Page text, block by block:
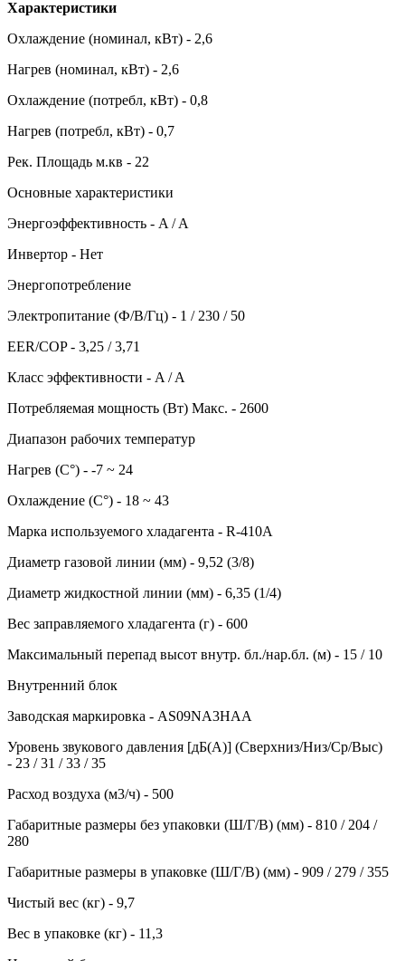
Характеристики
Охлаждение (номинал, кВт) - 2,6
Нагрев (номинал, кВт) - 2,6
Охлаждение (потребл, кВт) - 0,8
Нагрев (потребл, кВт) - 0,7
Рек. Площадь м.кв - 22
Основные характеристики
Энергоэффективность - A / A
Инвертор - Нет
Энергопотребление
Электропитание (Ф/В/Гц) - 1 / 230 / 50
EER/COP - 3,25 / 3,71
Класс эффективности - A / A
Потребляемая мощность (Вт) Макс. - 2600
Диапазон рабочих температур
Нагрев (С°) - -7 ~ 24
Охлаждение (С°) - 18 ~ 43
Марка используемого хладагента - R-410A
Диаметр газовой линии (мм) - 9,52 (3/8)
Диаметр жидкостной линии (мм) - 6,35 (1/4)
Вес заправляемого хладагента (г) - 600
Максимальный перепад высот внутр. бл./нар.бл. (м) - 15 / 10
Внутренний блок
Заводская маркировка - AS09NA3HAA
Уровень звукового давления [дБ(А)] (Сверхниз/Низ/Ср/Выс)
- 23 / 31 / 33 / 35
Расход воздуха (м3/ч) - 500
Габаритные размеры без упаковки (Ш/Г/В) (мм) - 810 / 204 /
280
Габаритные размеры в упаковке (Ш/Г/В) (мм) - 909 / 279 / 355
Чистый вес (кг) - 9,7
Вес в упаковке (кг) - 11,3